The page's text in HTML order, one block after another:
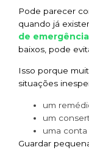
Pode parecer
quando já
de emergência
baixos, pode
Isso porque
situações
um
um
uma conta
Guardar